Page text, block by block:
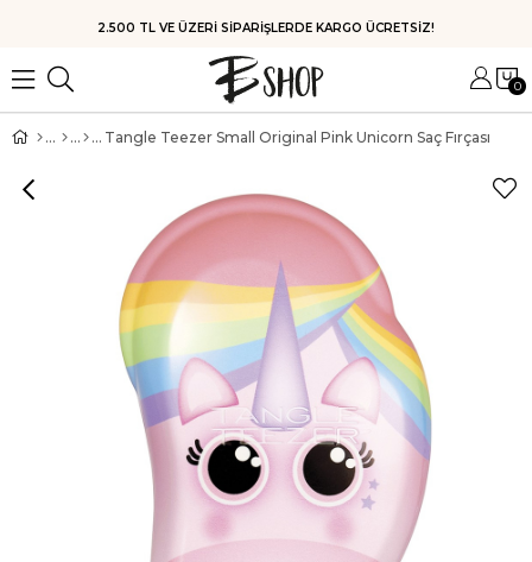
HIZLI KARGO
0
Tangle Teezer Small Original Pink Unicorn Saç Fırçası